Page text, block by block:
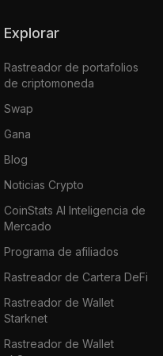
Explorar
Rastreador de portafolios
de criptomoneda
Swap
Gana
Blog
Noticias Crypto
CoinStats AI Inteligencia de
Mercado
Programa de afiliados
Rastreador de Cartera DeFi
Rastreador de Wallet
Starknet
Rastreador de Wallet